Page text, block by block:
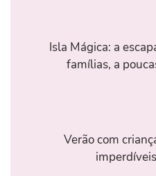
Isla Mágica: a
famílias, a
Verão com